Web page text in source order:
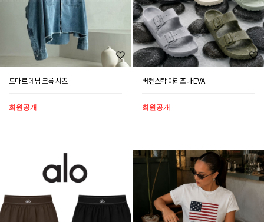
드마르 데님 크롭 셔츠
회원공개
버켄스탁 아리조나 EVA
회원공개